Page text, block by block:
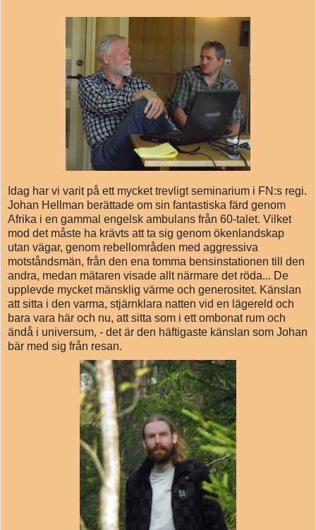
Idag har vi varit på ett mycket trevligt seminarium i FN:s regi.
Johan Hellman berättade om sin fantastiska färd genom
Afrika i en gammal engelsk ambulans från 60-talet. Vilket
mod det måste ha krävts att ta sig genom ökenlandskap
utan vägar, genom rebellområden med aggressiva
motståndsmän, från den ena tomma bensinstationen till den
andra, medan mätaren visade allt närmare det röda... De
upplevde mycket mänsklig värme och generositet. Känslan
att sitta i den varma, stjärnklara natten vid en lägereld och
bara vara här och nu, att sitta som i ett ombonat rum och
ändå i universum, - det är den häftigaste känslan som Johan
bär med sig från resan.